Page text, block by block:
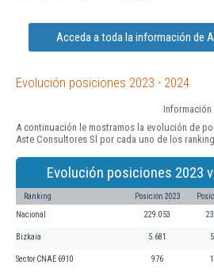
Acceda a toda la información de
Evolución posiciones 2023 - 2024
A continuación le mostramos la evolución de
Aste Consultores Sl por cada uno de los
Evolución posiciones 2023
Ranking Posición 2023
Nacional 229.053
Bizkaia 5.681
Sector CNAE 6910 976